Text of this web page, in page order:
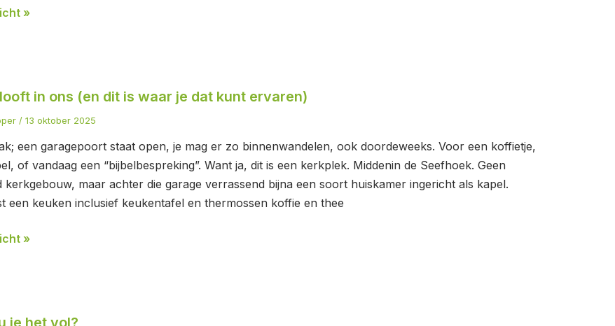
»
in ons (en dit is waar je dat kunt ervaren)
/ 13 oktober 2025
een garagepoort staat open, je mag er zo binnenwandelen, ook doordeweeks. Voor een koffietje,
of vandaag een “bijbelbespreking”. Want ja, dit is een kerkplek. Middenin de Seefhoek. Geen
kerkgebouw, maar achter die garage verrassend bijna een soort huiskamer ingericht als kapel.
een keuken inclusief keukentafel en thermossen koffie en thee
»
je het vol?